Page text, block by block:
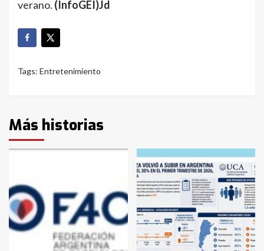
verano. (InfoGEI)Jd
Tags: Entretenimiento
Más historias